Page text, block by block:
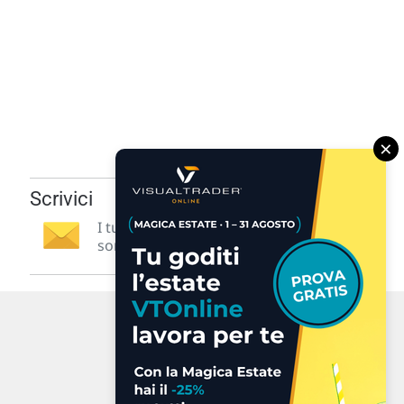
Scrivici
I tuoi suggerimenti per noi
sono preziosi e molto utili! »
×